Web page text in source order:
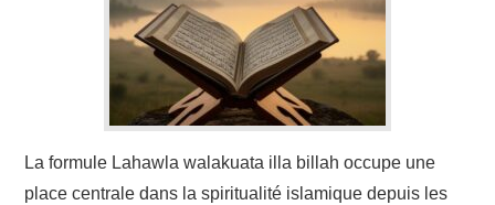
La formule Lahawla walakuata illa billah occupe une
place centrale dans la spiritualité islamique depuis les